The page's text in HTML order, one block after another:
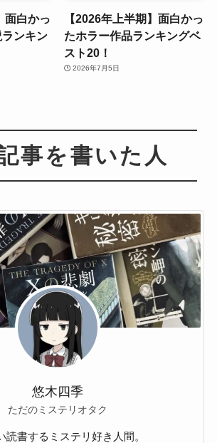
面白かっ
ンキン
【2026年上半期】面白かっ
たホラー作品ランキングベ
スト20！
2026年7月5日
事を書いた人
悠木四季
ただのミステリオタク
読書するミステリ好き人間。